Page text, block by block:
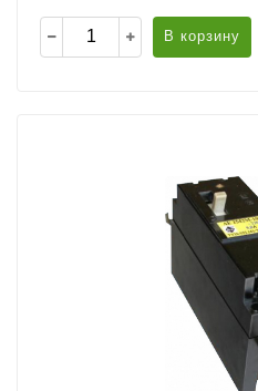
В корзину